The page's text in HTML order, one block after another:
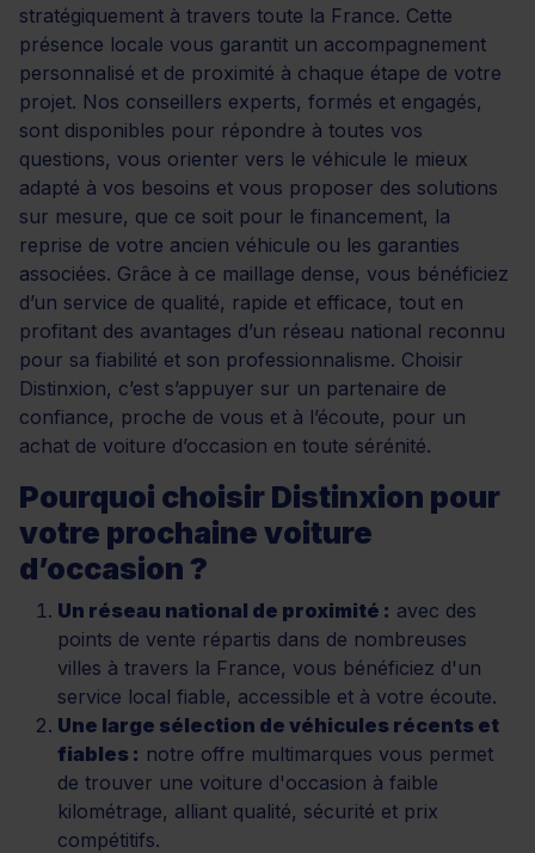
stratégiquement à travers toute la France. Cette
présence locale vous garantit un accompagnement
personnalisé et de proximité à chaque étape de votre
projet. Nos conseillers experts, formés et engagés,
sont disponibles pour répondre à toutes vos
questions, vous orienter vers le véhicule le mieux
adapté à vos besoins et vous proposer des solutions
sur mesure, que ce soit pour le financement, la
reprise de votre ancien véhicule ou les garanties
associées. Grâce à ce maillage dense, vous bénéficiez
d’un service de qualité, rapide et efficace, tout en
profitant des avantages d’un réseau national reconnu
pour sa fiabilité et son professionnalisme. Choisir
Distinxion, c’est s’appuyer sur un partenaire de
confiance, proche de vous et à l’écoute, pour un
achat de voiture d’occasion en toute sérénité.
Pourquoi choisir Distinxion pour
votre prochaine voiture
d’occasion ?
Un réseau national de proximité : avec des
points de vente répartis dans de nombreuses
villes à travers la France, vous bénéficiez d'un
service local fiable, accessible et à votre écoute.
Une large sélection de véhicules récents et
fiables : notre offre multimarques vous permet
de trouver une voiture d'occasion à faible
kilométrage, alliant qualité, sécurité et prix
compétitifs.